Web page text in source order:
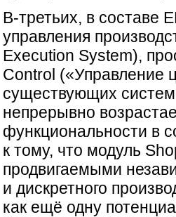
В-третьих, в составе
управления
Execution System),
Control («Управление
существующих
непрерывно
функциональности в
к тому, что модуль
продвигаемыми
и дискретного
как ещё одну